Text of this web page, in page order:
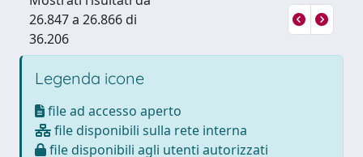
26.847 a 26.866 di
36.206
Legenda icone
file ad accesso aperto
file disponibili sulla rete interna
file disponibili agli utenti autorizzati